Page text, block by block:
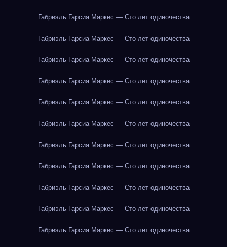
Габриэль Гарсиа Маркес — Сто лет одиночества
Габриэль Гарсиа Маркес — Сто лет одиночества
Габриэль Гарсиа Маркес — Сто лет одиночества
Габриэль Гарсиа Маркес — Сто лет одиночества
Габриэль Гарсиа Маркес — Сто лет одиночества
Габриэль Гарсиа Маркес — Сто лет одиночества
Габриэль Гарсиа Маркес — Сто лет одиночества
Габриэль Гарсиа Маркес — Сто лет одиночества
Габриэль Гарсиа Маркес — Сто лет одиночества
Габриэль Гарсиа Маркес — Сто лет одиночества
Габриэль Гарсиа Маркес — Сто лет одиночества